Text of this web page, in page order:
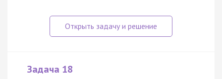
Задача 18